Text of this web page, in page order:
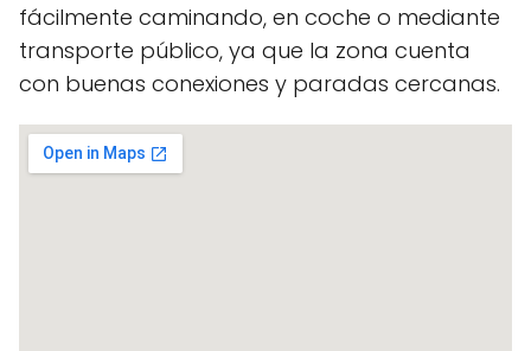
fácilmente caminando, en coche o mediante
transporte público, ya que la zona cuenta
con buenas conexiones y paradas cercanas.